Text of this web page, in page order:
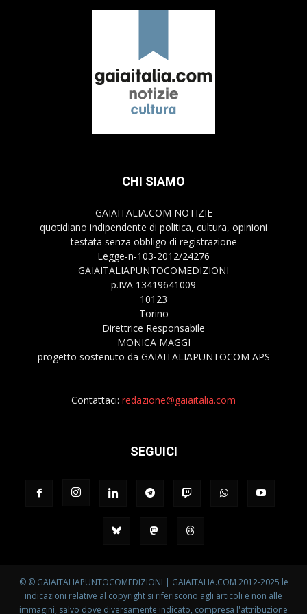
CHI SIAMO
GAIAITALIA.COM NOTIZIE
quotidiano indipendente di politica, cultura, opinioni
testata senza obbligo di registrazione
Legge-n-103-2012/24276
GAIAITALIAPUNTOCOMEDIZIONI
p.IVA 13419641009
10123
Torino
Direttrice Responsabile
MONICA MAGGI
progetto sostenuto da GAIAITALIAPUNTOCOM APS
Contattaci: redazione@gaiaitalia.com
SEGUICI
© © GAIAITALIAPUNTOCOMEDIZIONI | GAIAITALIA.COM 2012-2025 le
indicazioni relative al copyright si riferiscono agli articoli e non alle
immagini, salvo dove diversamente indicato, compresa l'attribuzione